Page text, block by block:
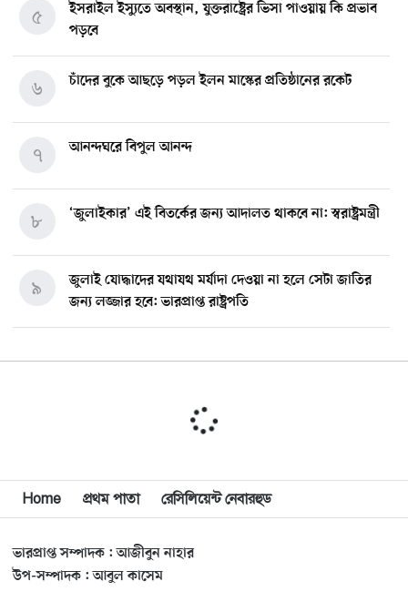
ইসরাইল ইস্যুতে অবস্থান, যুক্তরাষ্ট্রের ভিসা পাওয়ায় কি প্রভাব
পড়বে
৫
চাঁদের বুকে আছড়ে পড়ল ইলন মাস্কের প্রতিষ্ঠানের রকেট
৬
আনন্দঘরে বিপুল আনন্দ
৭
‘জুলাইকার’ এই বিতর্কের জন্য আদালত থাকবে না: স্বরাষ্ট্রমন্ত্রী
৮
জুলাই যোদ্ধাদের যথাযথ মর্যাদা দেওয়া না হলে সেটা জাতির
জন্য লজ্জার হবে: ভারপ্রাপ্ত রাষ্ট্রপতি
৯
১০
মিশিগানে দক্ষিণ সুরমা ওয়েলফেয়ার অ্যাসোসিয়েশনের
বিশ্বজুড়ে কূটনৈতিক পুনর্বিন্যাস, ৫ অঞ্চলে মিশন বন্ধ করছে
যুক্তরাষ্ট্র
১২
মিশিগানে ফ্রেন্ডস এন্ড ফ্যামিলির বনভোজনে প্রাণের উচ্ছ্বাস
১৩
Home প্রথম পাতা রেসিলিয়েন্ট নেবারহুড
ভারপ্রাপ্ত সম্পাদক : আজীবুন নাহার
উপ-সম্পাদক : আবুল কাসেম